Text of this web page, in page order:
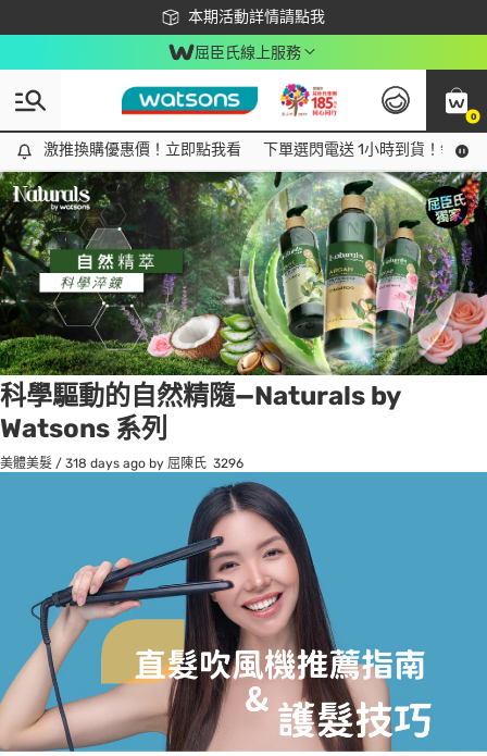
本期活動詳情請點我
下載app最高回饋$350
屈臣氏線上服務
0
激推換購優惠價！立即點我看
激推換購優惠價！立即點我看 下單選閃電送 1小時到貨！領神
Tag:護髮6 item(s) found
科學驅動的自然精隨—Naturals by
Watsons 系列
美體美髮 / 318 days ago by 屈陳氏 3296